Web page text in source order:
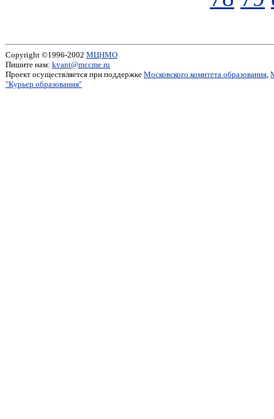
Copyright ©1996-2002 МЦНМО
Пишите нам: kvant@mccme.ru
Проект осуществляется при поддержке Московского комитета образования,
"Курьер образования"